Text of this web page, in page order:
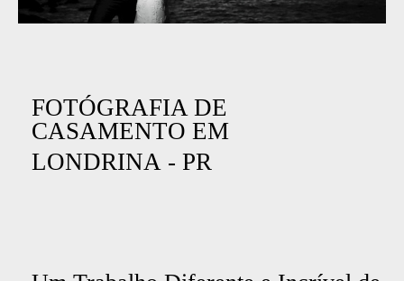
FOTÓGRAFIA DE
CASAMENTO EM
LONDRINA - PR